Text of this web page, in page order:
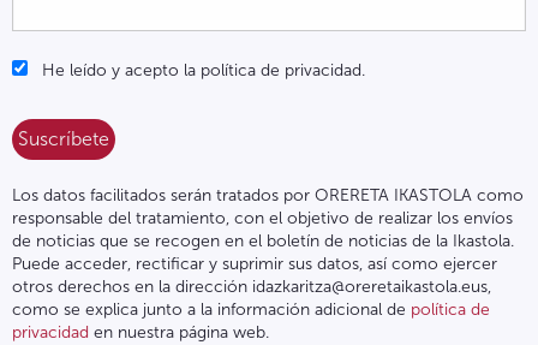
He leído y acepto la política de privacidad.
Los datos facilitados serán tratados por ORERETA IKASTOLA como
responsable del tratamiento, con el objetivo de realizar los envíos
de noticias que se recogen en el boletín de noticias de la Ikastola.
Puede acceder, rectificar y suprimir sus datos, así como ejercer
otros derechos en la dirección idazkaritza@oreretaikastola.eus,
como se explica junto a la información adicional de política de
privacidad en nuestra página web.